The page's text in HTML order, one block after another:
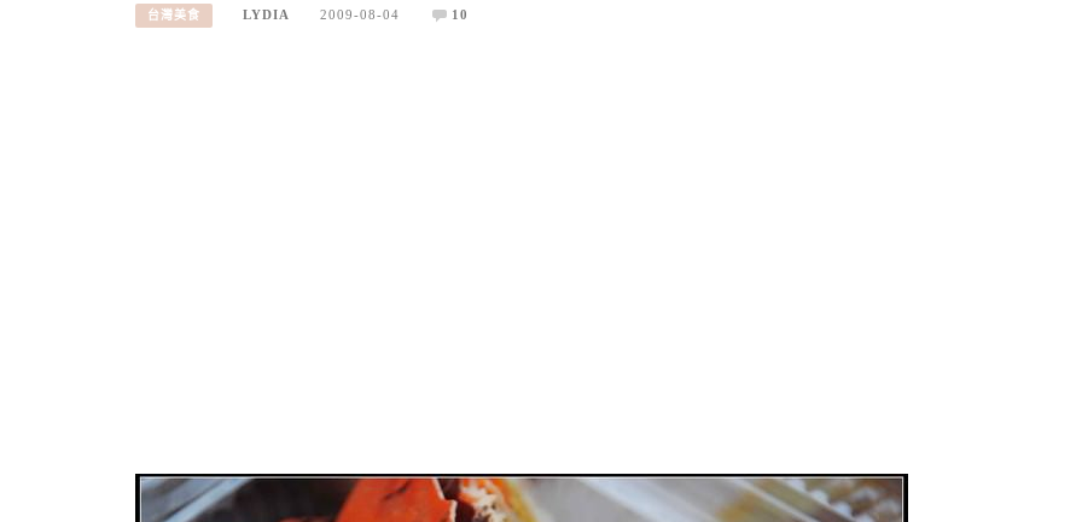
台灣美食 LYDIA 2009-08-04 10